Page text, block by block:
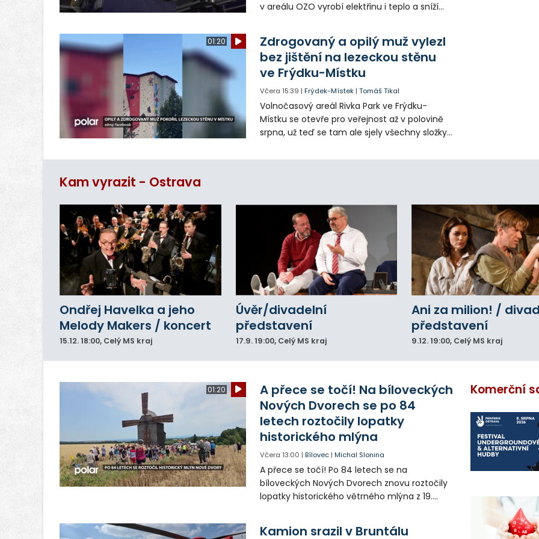
v areálu OZO vyrobí elektřinu i teplo a sníží
01:20
Zdrogovaný a opilý muž vylezl
bez jištění na lezeckou stěnu
ve Frýdku-Místku
Včera 15:39 |Frýdek-Místek |Tomáš Tikal
Volnočasový areál Rivka Park ve Frýdku-
Místku se otevře pro veřejnost až v polovině
srpna, už teď se tam ale sjely všechny složky
vniknutí opilého muže pod vlivem drog do
Kam vyrazit - Ostrava
Ondřej Havelka a jeho
Melody Makers / koncert
15.12.18:00, Celý MS kraj
Úvěr/divadelní
představení
17.9. 19:00, Celý MS kraj
Ani za milion! /
představení
9.12.19:00, Celý MS kraj
01:20
A přece se točí! Na bíloveckých
Nových Dvorech se po 84
letech roztočily lopatky
historického mlýna
Včera 13:00 |Bílovec |Michal Slonina
A přece se točí! Po 84 letech se na
bíloveckých Nových Dvorech znovu roztočily
lopatky historického větrného mlýna z 19.
Kamion srazil v Bruntálu
Komerční